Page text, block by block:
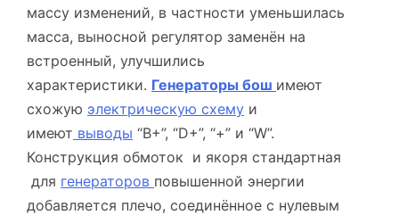
массу изменений, в частности уменьшилась
масса, выносной регулятор заменён на
встроенный, улучшились
характеристики. Генераторы бош имеют
схожую электрическую схему и
имеют выводы “В+”, “D+”, “+” и “W”.
Конструкция обмоток и якоря стандартная
для генераторов повышенной энергии
добавляется плечо, соединённое с нулевым